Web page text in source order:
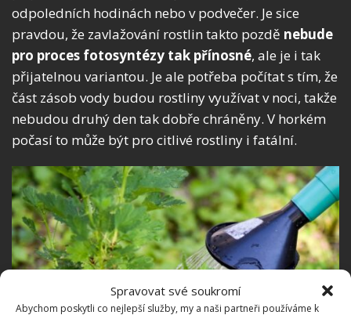
Spravovat své soukromí
Abychom poskytli co nejlepší služby, my a naši partneři používáme k
odpoledních hodinách nebo v podvečer. Je sice
pravdou, že zavlažování rostlin takto pozdě nebude
pro proces fotosyntézy tak přínosné, ale je i tak
přijatelnou variantou. Je ale potřeba počítat s tím, že
část zásob vody budou rostliny využívat v noci, takže
nebudou druhý den tak dobře chráněny. V horkém
počasí to může být pro citlivé rostliny i fatální.